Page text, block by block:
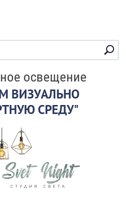
освещение
ВИЗУАЛЬНО
СРЕДУ"